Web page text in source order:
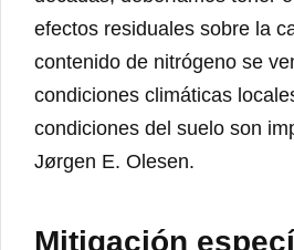
efectos residuales sobre la
contenido de nitrógeno se
condiciones climáticas
condiciones del suelo son
Jørgen E. Olesen.
Mitigación